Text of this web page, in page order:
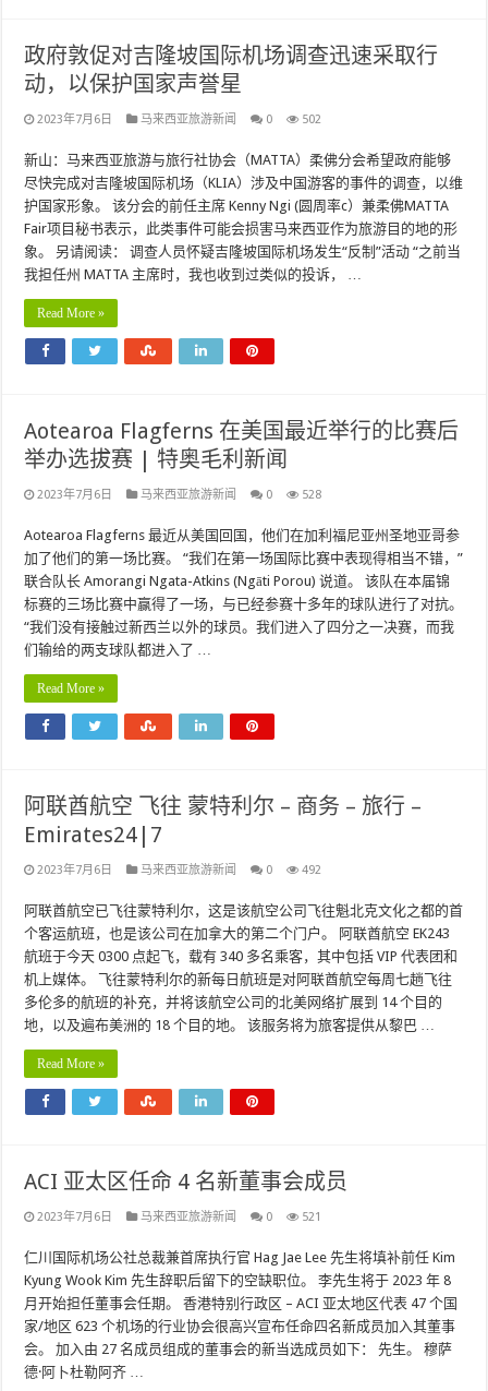
政府敦促对吉隆坡国际机场调查迅速采取行
动，以保护国家声誉星
2023年7月6日 马来西亚旅游新闻 0 502
新山：马来西亚旅游与旅行社协会（MATTA）柔佛分会希望政府能够
尽快完成对吉隆坡国际机场（KLIA）涉及中国游客的事件的调查，以维
护国家形象。 该分会的前任主席 Kenny Ngi (圆周率c）兼柔佛MATTA
Fair项目秘书表示，此类事件可能会损害马来西亚作为旅游目的地的形
象。 另请阅读： 调查人员怀疑吉隆坡国际机场发生“反制”活动 “之前当
我担任州 MATTA 主席时，我也收到过类似的投诉， …
Read More »
Aotearoa Flagferns 在美国最近举行的比赛后
举办选拔赛 | 特奥毛利新闻
2023年7月6日 马来西亚旅游新闻 0 528
Aotearoa Flagferns 最近从美国回国，他们在加利福尼亚州圣地亚哥参
加了他们的第一场比赛。 “我们在第一场国际比赛中表现得相当不错，”
联合队长 Amorangi Ngata-Atkins (Ngāti Porou) 说道。 该队在本届锦
标赛的三场比赛中赢得了一场，与已经参赛十多年的球队进行了对抗。
“我们没有接触过新西兰以外的球员。我们进入了四分之一决赛，而我
们输给的两支球队都进入了 …
Read More »
阿联酋航空 飞往 蒙特利尔 – 商务 – 旅行 –
Emirates24|7
2023年7月6日 马来西亚旅游新闻 0 492
阿联酋航空已飞往蒙特利尔，这是该航空公司飞往魁北克文化之都的首
个客运航班，也是该公司在加拿大的第二个门户。 阿联酋航空 EK243
航班于今天 0300 点起飞，载有 340 多名乘客，其中包括 VIP 代表团和
机上媒体。 飞往蒙特利尔的新每日航班是对阿联酋航空每周七趟飞往
多伦多的航班的补充，并将该航空公司的北美网络扩展到 14 个目的
地，以及遍布美洲的 18 个目的地。 该服务将为旅客提供从黎巴 …
Read More »
ACI 亚太区任命 4 名新董事会成员
2023年7月6日 马来西亚旅游新闻 0 521
仁川国际机场公社总裁兼首席执行官 Hag Jae Lee 先生将填补前任 Kim
Kyung Wook Kim 先生辞职后留下的空缺职位。 李先生将于 2023 年 8
月开始担任董事会任期。 香港特别行政区 – ACI 亚太地区代表 47 个国
家/地区 623 个机场的行业协会很高兴宣布任命四名新成员加入其董事
会。 加入由 27 名成员组成的董事会的新当选成员如下： 先生。 穆萨
德·阿卜杜勒阿齐 …